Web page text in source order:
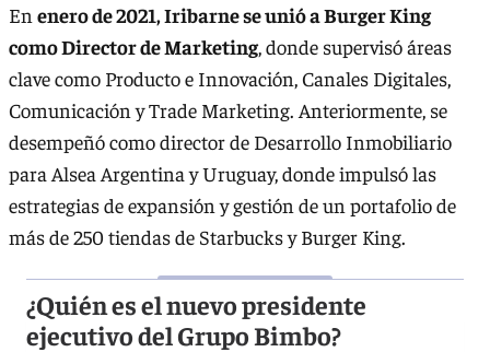
En enero de 2021, Iribarne se unió a Burger King
como Director de Marketing, donde supervisó áreas
clave como Producto e Innovación, Canales Digitales,
Comunicación y Trade Marketing. Anteriormente, se
desempeñó como director de Desarrollo Inmobiliario
para Alsea Argentina y Uruguay, donde impulsó las
estrategias de expansión y gestión de un portafolio de
más de 250 tiendas de Starbucks y Burger King.
¿Quién es el nuevo presidente
ejecutivo del Grupo Bimbo?